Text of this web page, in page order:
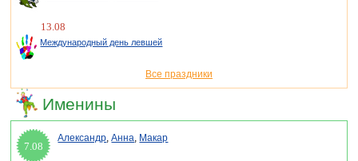
13.08
Международный день левшей
Все праздники
Именины
7.08
Александр,Анна, Макар